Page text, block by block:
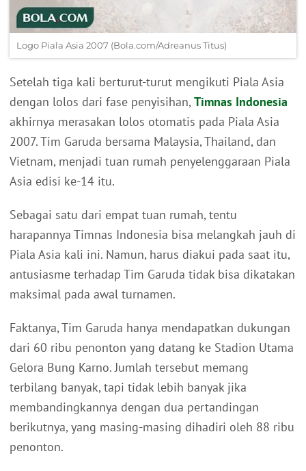
Logo Piala Asia 2007 (Bola.com/Adreanus Titus)
Setelah tiga kali berturut-turut mengikuti Piala Asia
dengan lolos dari fase penyisihan, Timnas Indonesia
akhirnya merasakan lolos otomatis pada Piala Asia
2007. Tim Garuda bersama Malaysia, Thailand, dan
Vietnam, menjadi tuan rumah penyelenggaraan Piala
Asia edisi ke-14 itu.
Sebagai satu dari empat tuan rumah, tentu
harapannya Timnas Indonesia bisa melangkah jauh di
Piala Asia kali ini. Namun, harus diakui pada saat itu,
antusiasme terhadap Tim Garuda tidak bisa dikatakan
maksimal pada awal turnamen.
Faktanya, Tim Garuda hanya mendapatkan dukungan
dari 60 ribu penonton yang datang ke Stadion Utama
Gelora Bung Karno. Jumlah tersebut memang
terbilang banyak, tapi tidak lebih banyak jika
membandingkannya dengan dua pertandingan
berikutnya, yang masing-masing dihadiri oleh 88 ribu
penonton.